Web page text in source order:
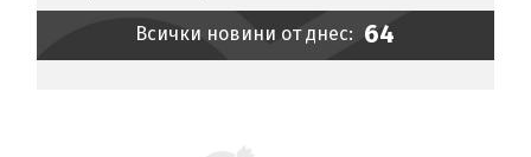
Всички новини от днес: 64